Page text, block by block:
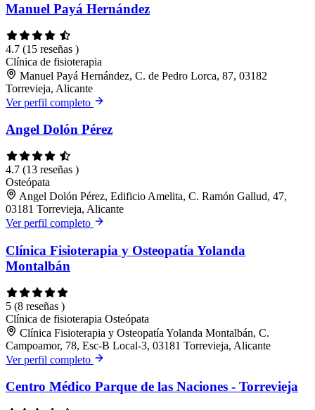
Manuel Payá Hernández
4.7 (15 reseñas )
Clínica de fisioterapia
Manuel Payá Hernández, C. de Pedro Lorca, 87, 03182
Torrevieja, Alicante
Ver perfil completo
Angel Dolón Pérez
4.7 (13 reseñas )
Osteópata
Angel Dolón Pérez, Edificio Amelita, C. Ramón Gallud, 47,
03181 Torrevieja, Alicante
Ver perfil completo
Clínica Fisioterapia y Osteopatía Yolanda
Montalbán
5 (8 reseñas )
Clínica de fisioterapia Osteópata
Clínica Fisioterapia y Osteopatía Yolanda Montalbán, C.
Campoamor, 78, Esc-B Local-3, 03181 Torrevieja, Alicante
Ver perfil completo
Centro Médico Parque de las Naciones - Torrevieja